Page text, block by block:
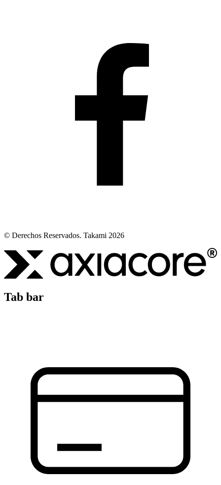
© Derechos Reservados. Takami 2026
Tab bar